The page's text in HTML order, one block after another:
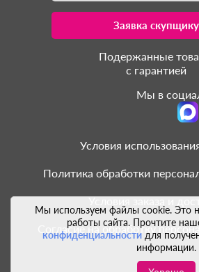
Мы используем файлы cookie. Это
работы сайта. Прочтите
конфиденциальностидля
информации.
Заявка скупщику
Подержанные
с гарантией
Мы в
Условия
Политика обработки
Условия заказа и
Согласие на обработку